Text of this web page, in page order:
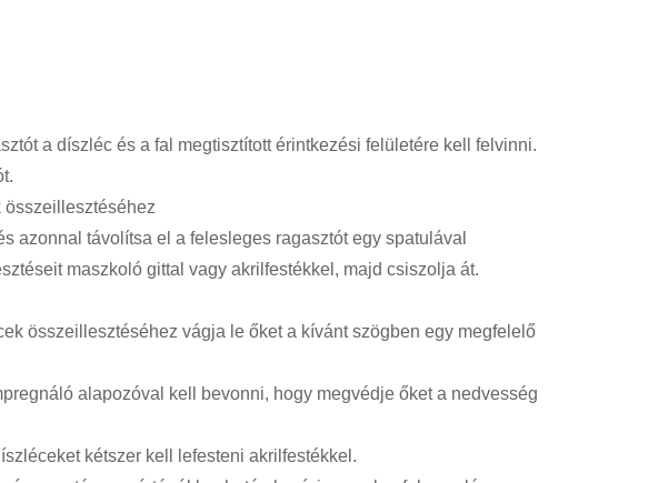
a díszléc és a fal megtisztított érintkezési felületére kell felvinni.
összeillesztéséhez
azonnal távolítsa el a felesleges ragasztót egy spatulával
maszkoló gittal vagy akrilfestékkel, majd csiszolja át.
összeillesztéséhez vágja le őket a kívánt szögben egy megfelelő
alapozóval kell bevonni, hogy megvédje őket a nedvesség
kétszer kell lefesteni akrilfestékkel.